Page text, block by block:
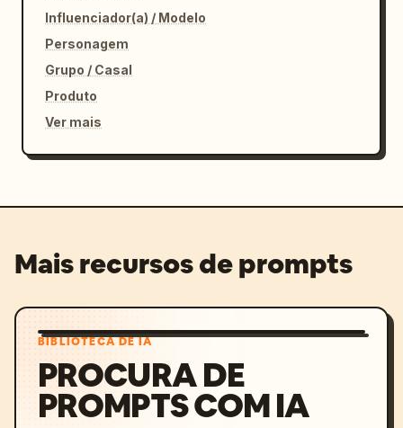
Influenciador(a) / Modelo
Personagem
Grupo / Casal
Produto
Ver mais
Mais recursos de prompts
BIBLIOTECA DE IA
PROCURA DE
PROMPTS COM IA